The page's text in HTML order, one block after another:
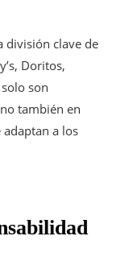
división clave de
Doritos,
son
también en
a los